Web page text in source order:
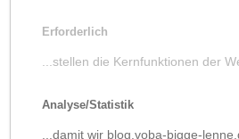
Was auf´s
vonWolfgang Hilleke